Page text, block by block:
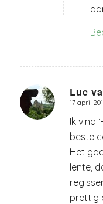
Luc
zegt:
17 april
Ik vind
beste
Het
lente,
prettig